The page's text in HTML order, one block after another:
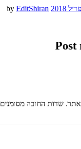
EditShiran
Post
שדות החובה מסומנים